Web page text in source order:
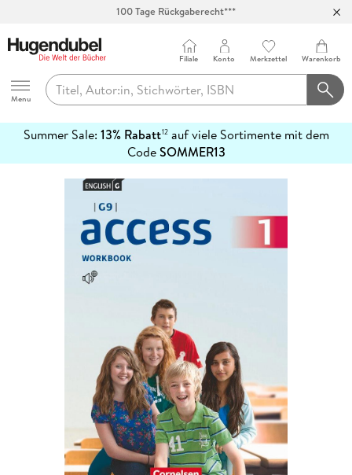
100 Tage Rückgaberecht***
Hugendubel
Menu
Filiale Konto Merkzettel Warenkorb
Summer Sale: 13% Rabatt12auf viele Sortimente mit dem
CodeSOMMER13
erfahren